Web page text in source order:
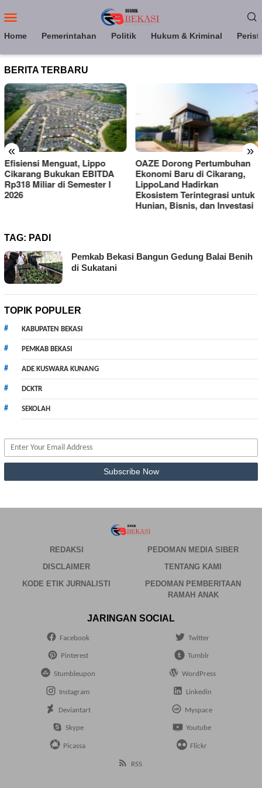
ke
Mobile
Home Pemerintahan Politik Hukum & Kriminal
BERITA TERBARU
« »
I
OAZE Dorong Pertumbuhan
Ekonomi Baru di Cikarang,
LippoLand Hadirkan
Ekosistem Terintegrasi untuk
Hunian, Bisnis, dan Investasi
LippoLand Hadirkan
Lakeside Homes, Bidik
Kebutuhan Hunian
di Cikarang
TAG: PADI
Pemkab Bekasi Bangun Gedung Balai Benih
di Sukatani
TOPIK POPULER
KABUPATEN BEKASI
PEMKAB BEKASI
ADE KUSWARA KUNANG
DCKTR
SEKOLAH
REDAKSI
PEDOMAN MEDIA SIBER
DISCLAIMER
TENTANG KAMI
KODE ETIK JURNALISTI
PEDOMAN PEMBERITAAN
RAMAH ANAK
JARINGAN SOCIAL
Facebook Twitter
Pinterest Tumblr
Stumbleupon WordPress
Instagram Linkedin
Deviantart Myspace
Skype Youtube
Picassa Flickr
RSS